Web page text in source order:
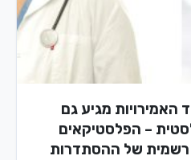
מגיע גם
– הפלסטיקאים
רשמית של ההסתדרות